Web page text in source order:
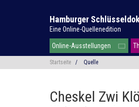
Hamburger
Eine Online-Quellenedition
Online-Ausstellungen
Startseite / Quelle
Cheskel Zwi